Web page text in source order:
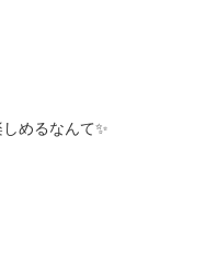
めるなんて✨